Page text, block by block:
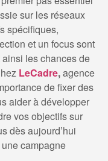
sur les réseaux
spécifiques,
et un focus sont
les chances de
LeCadre,agence
de fixer des
aider à développer
vos objectifs sur
dès aujourd’hui
campagne